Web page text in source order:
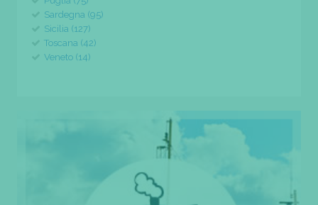
Sardegna (95)
Sicilia (127)
Toscana (42)
Veneto (14)